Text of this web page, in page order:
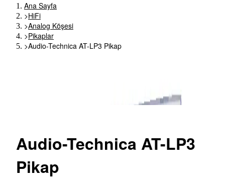
Ana Sayfa
>HiFi
>Analog Köşesi
>Pikaplar
>Audio-Technica AT-LP3 Pikap
Audio-Technica AT-LP3
Pikap